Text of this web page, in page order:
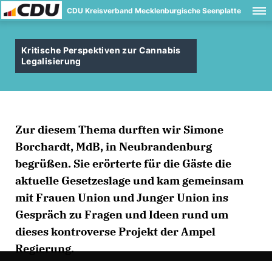
CDU Kreisverband Mecklenburgische Seenplatte
Kritische Perspektiven zur Cannabis
Legalisierung
Zur diesem Thema durften wir Simone
Borchardt, MdB, in Neubrandenburg
begrüßen. Sie erörterte für die Gäste die
aktuelle Gesetzeslage und kam gemeinsam
mit Frauen Union und Junger Union ins
Gespräch zu Fragen und Ideen rund um
dieses kontroverse Projekt der Ampel
Regierung.